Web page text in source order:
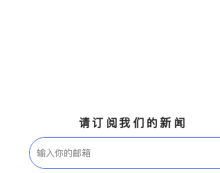
请订阅我们的新闻